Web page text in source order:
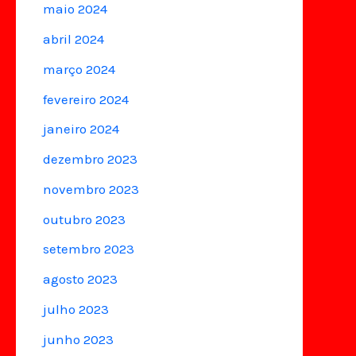
maio 2024
abril 2024
março 2024
fevereiro 2024
janeiro 2024
dezembro 2023
novembro 2023
outubro 2023
setembro 2023
agosto 2023
julho 2023
junho 2023